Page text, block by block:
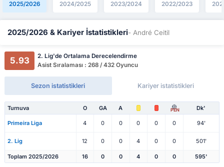
2025/2026 2024/2025 2023/2024 2022/2023
2025/2026 & Kariyer İstatistikleri- André Ceitil
5.93
2. Lig'de Ortalama Derecelendirme
Asist Sıralaması : 268 / 432 Oyuncu
Sezon istatistikleri Kariyer istatistikleri
Turnuva O GA A PEN Dk'
Primeira Liga 4 0 0 0 0 0 94'
2. Lig 12 0 0 4 0 0 501'
Toplam 2025/2026 16 0 0 4 0 0 595'